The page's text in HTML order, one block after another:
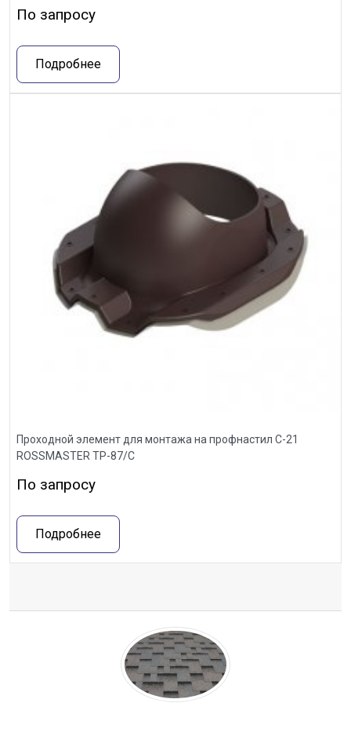
По запросу
Подробнее
Проходной элемент для монтажа на профнастил С-21
ROSSMASTER ТР-87/С
По запросу
Подробнее